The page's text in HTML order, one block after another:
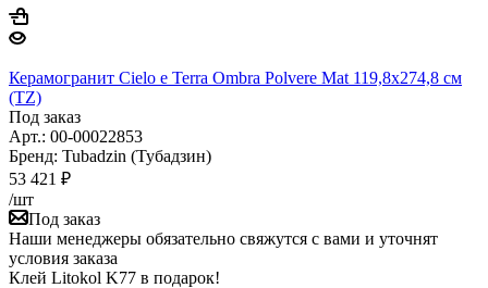
Керамогранит Cielo e Terra Ombra Polvere Mat 119,8x274,8 см
(TZ)
Под заказ
Арт.: 00-00022853
Бренд: Tubadzin (Тубадзин)
53 421 ₽
/шт
Под заказ
Наши менеджеры обязательно свяжутся с вами и уточнят
условия заказа
Клей Litokol K77 в подарок!